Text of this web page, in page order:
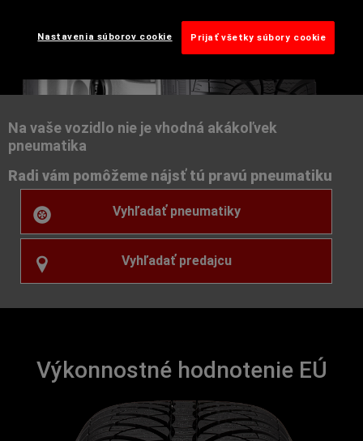
Na vaše vozidlo nie je vhodná akákoľvek
pneumatika
Radi vám pomôžeme nájsť tú pravú pneumatiku
Vyhľadať pneumatiky
Vyhľadať predajcu
Výkonnostné hodnotenie EÚ
Nastavenia súborov cookie Prijať všetky súbory cookie